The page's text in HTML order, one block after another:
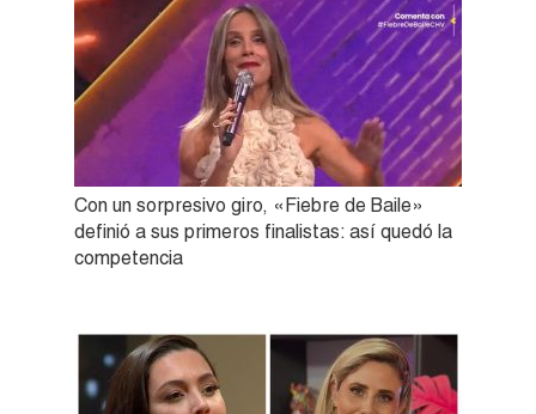
Con un sorpresivo giro, «Fiebre de Baile»
definió a sus primeros finalistas: así quedó la
competencia